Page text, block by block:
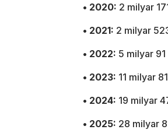
• 2020: 2 milyar
• 2021: 2 milyar
• 2022: 5 milyar
• 2023: 11 milyar
• 2024: 19 milyar
• 2025: 28 milyar